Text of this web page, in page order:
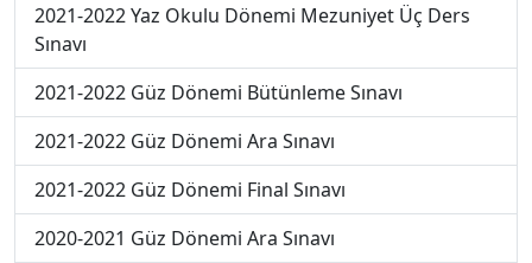
2021-2022 Yaz Okulu Dönemi Mezuniyet Üç Ders
Sınavı
2021-2022 Güz Dönemi Bütünleme Sınavı
2021-2022 Güz Dönemi Ara Sınavı
2021-2022 Güz Dönemi Final Sınavı
2020-2021 Güz Dönemi Ara Sınavı